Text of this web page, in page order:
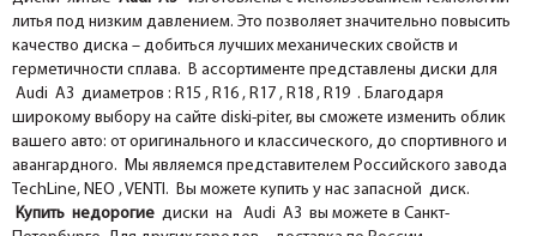
литья под низким давлением. Это позволяет значительно повысить
качество диска – добиться лучших механических свойств и
герметичности сплава. В ассортименте представлены диски для
Audi A3 диаметров : R15 , R16 , R17 , R18 , R19 . Благодаря
широкому выбору на сайте diski-piter, вы сможете изменить облик
вашего авто: от оригинального и классического, до спортивного и
авангардного. Мы являемся представителем Российского завода
TechLine, NEO , VENTI. Вы можете купить у нас запасной диск.
Купить недорогие диски на Audi A3 вы можете в Санкт-